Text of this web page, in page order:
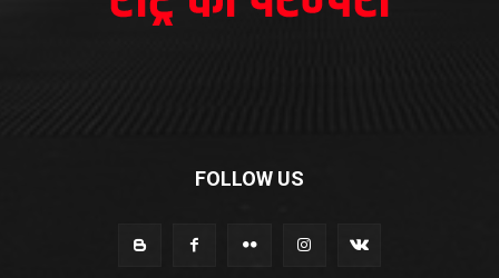
FOLLOW US